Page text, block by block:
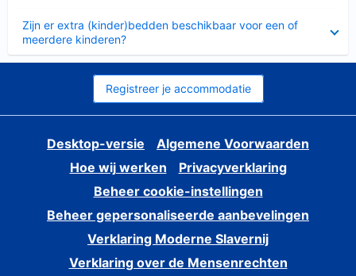
Zijn er extra (kinder)bedden beschikbaar voor een of
meerdere kinderen?
Registreer je accommodatie
Desktop-versie
Algemene Voorwaarden
Hoe wij werken
Privacyverklaring
Beheer cookie-instellingen
Beheer gepersonaliseerde aanbevelingen
Verklaring Moderne Slavernij
Verklaring over de Mensenrechten